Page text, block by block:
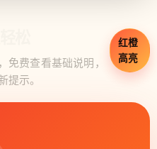
费查看基础说明，
示。
红橙
高亮